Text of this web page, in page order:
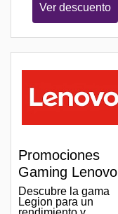
Ver descuento
Promociones
Gaming Lenovo
Descubre la gama
Legion para un